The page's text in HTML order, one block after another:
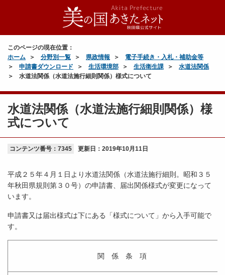
このページの現在位置：
ホーム
分野別一覧 県政情報
電子手続き・入札・補助金等
申請書ダウンロード
生活環境部 生活衛生課
水道法関係
水道法関係（水道法施行細則関係）様式について
水道法関係（水道法施行細則関係）様
式について
コンテンツ番号：7345 更新日： 2019年10月11日
平成２５年４月１日より水道法関係（水道法施行細則。昭和３５
年秋田県規則第３０号）の申請書、届出関係様式が変更になって
います。
申請書又は届出様式は下にある「様式について」から入手可能で
す。
関 係 条 項